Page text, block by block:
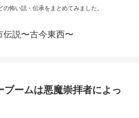
の怖い話・伝承をまとめてみました。
伝説〜古今東西〜
ブームは悪魔崇拝者によっ